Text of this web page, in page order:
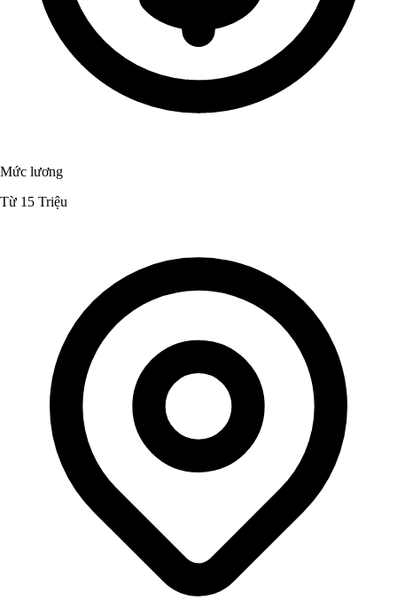
Mức lương
Từ 15 Triệu